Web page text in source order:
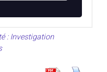
: Investigation